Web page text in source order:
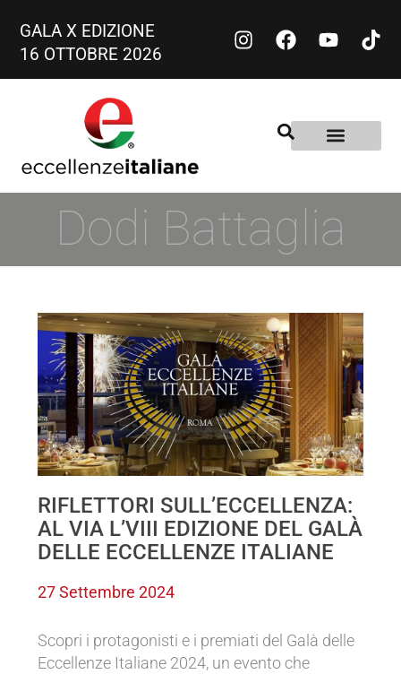
GALA X EDIZIONE
16 OTTOBRE 2026
Dodi Battaglia
RIFLETTORI SULL’ECCELLENZA:
AL VIA L’VIII EDIZIONE DEL GALÀ
DELLE ECCELLENZE ITALIANE
27 Settembre 2024
Scopri i protagonisti e i premiati del Galà delle
Eccellenze Italiane 2024, un evento che